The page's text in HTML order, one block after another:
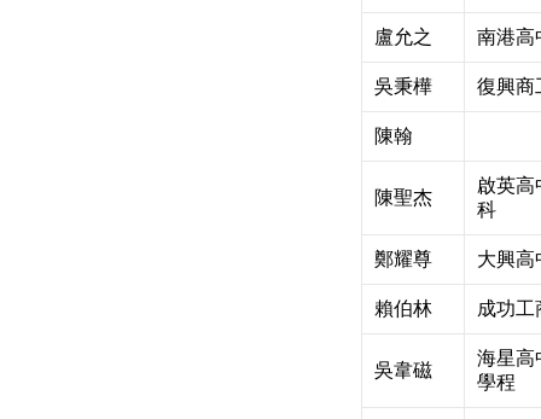
盧允之 南港高
吳秉樺 復興商
陳翰
陳聖杰
啟英高
科
鄭耀尊 大興高
賴伯林 成功工
吳韋磁
海星高
學程